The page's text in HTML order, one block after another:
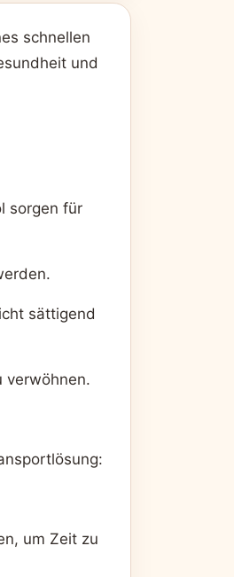
schnellen
und
sorgen für
sättigend
verwöhnen.
um Zeit zu